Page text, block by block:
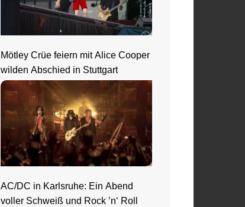
Mötley Crüe feiern mit Alice Cooper
wilden Abschied in Stuttgart
AC/DC in Karlsruhe: Ein Abend
voller Schweiß und Rock ’n‘ Roll